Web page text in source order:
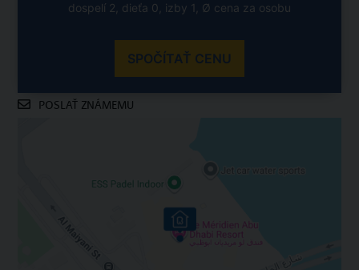
dospelí 2, dieťa 0, izby 1, Ø cena za osobu
SPOČÍTAŤ CENU
POSLAŤ ZNÁMEMU